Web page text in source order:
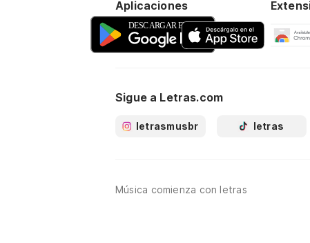
Aplicaciones
Sigue a Letras.com
letrasmusbr letras
Música comienza con letras